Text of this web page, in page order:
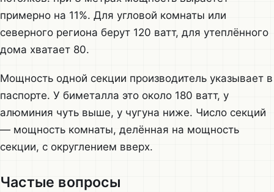
примерно на 11%. Для угловой комнаты или
северного региона берут 120 ватт, для утеплённого
дома хватает 80.
Мощность одной секции производитель указывает в
паспорте. У биметалла это около 180 ватт, у
алюминия чуть выше, у чугуна ниже. Число секций
— мощность комнаты, делённая на мощность
секции, с округлением вверх.
Частые вопросы